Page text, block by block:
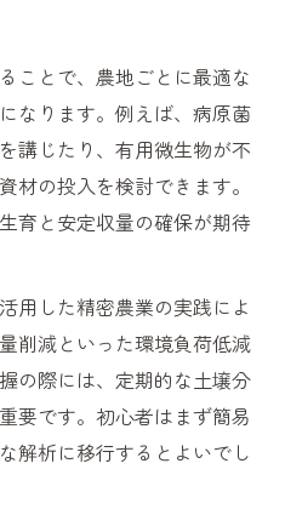
ことで、農地ごとに最適な
なります。例えば、病原菌
講じたり、有用微生物が不
材の投入を検討できます。
育と安定収量の確保が期待
用した精密農業の実践によ
削減といった環境負荷低減
の際には、定期的な土壌分
要です。初心者はまず簡易
解析に移行するとよいでし